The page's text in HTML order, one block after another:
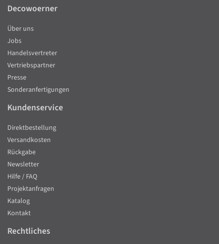
Decowoerner
Über uns
Jobs
Handelsvertreter
Vertriebspartner
Presse
Sonderanfertigungen
Kundenservice
Direktbestellung
Versandkosten
Rückgabe
Newsletter
Hilfe / FAQ
Projektanfragen
Katalog
Kontakt
Rechtliches